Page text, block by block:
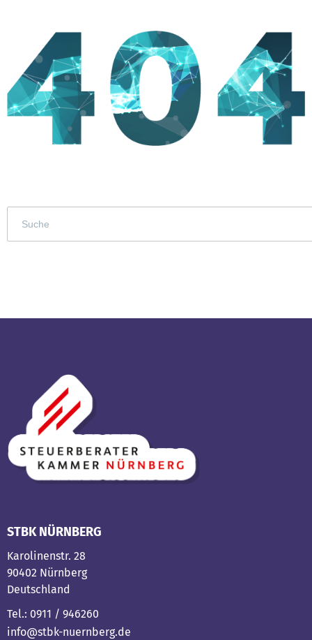
STBK NÜRNBERG
Karolinenstr. 28
90402 Nürnberg
Deutschland
Tel.: 0911 / 946260
info@stbk-nuernberg.de